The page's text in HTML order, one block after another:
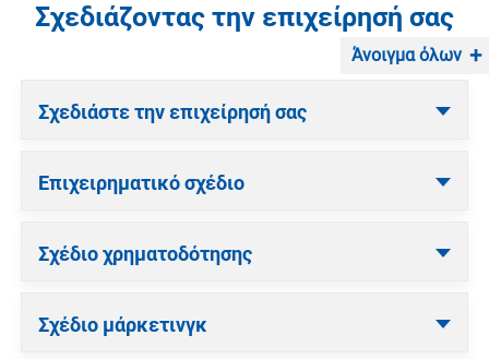
Σχεδιάζοντας την επιχείρησή σας
Άνοιγμα όλων
Σχεδιάστε την επιχείρησή σας
Επιχειρηματικό σχέδιο
Σχέδιο χρηματοδότησης
Σχέδιο μάρκετινγκ